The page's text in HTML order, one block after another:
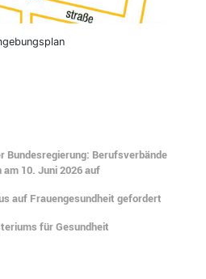
Bundesregierung: Berufsverbände
10. Juni 2026 auf
auf Frauengesundheit gefordert
für Gesundheit